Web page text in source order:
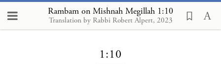
Rambam on Mishnah Megillah 1:10
Translation by Rabbi Robert Alpert, 2023
Loading...
1:10